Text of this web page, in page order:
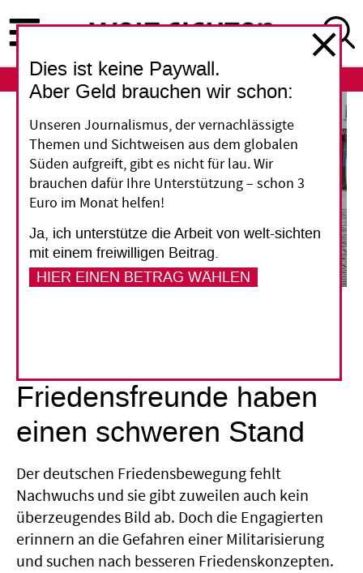
zum
Inhalt
ABO
Friedensfreunde haben
einen schweren Stand
Der deutschen Friedensbewegung fehlt
Nachwuchs und sie gibt zuweilen auch kein
überzeugendes Bild ab. Doch die Engagierten
erinnern an die Gefahren einer Militarisierung
und suchen nach besseren Friedenskonzepten.
Dies ist keine Paywall.
Aber Geld brauchen wir schon:
Unseren Journalismus, der vernachlässigte
Themen und Sichtweisen aus dem globalen
Süden aufgreift, gibt es nicht für lau. Wir
brauchen dafür Ihre Unterstützung – schon 3
Euro im Monat helfen!
Ja, ich unterstütze die Arbeit von welt-sichten
mit einem freiwilligen Beitrag.
HIER EINEN BETRAG WÄHLEN